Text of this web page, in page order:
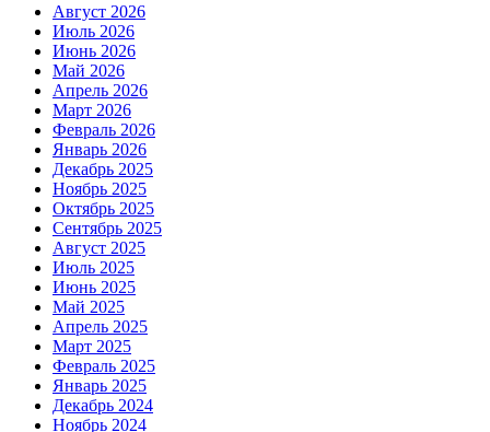
Август 2026
Июль 2026
Июнь 2026
Май 2026
Апрель 2026
Март 2026
Февраль 2026
Январь 2026
Декабрь 2025
Ноябрь 2025
Октябрь 2025
Сентябрь 2025
Август 2025
Июль 2025
Июнь 2025
Май 2025
Апрель 2025
Март 2025
Февраль 2025
Январь 2025
Декабрь 2024
Ноябрь 2024